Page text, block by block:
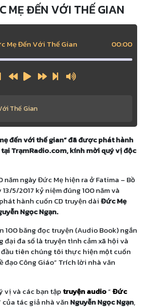
MẸ ĐẾN VỚI THẾ GIAN
Mẹ Đến Với Thế Gian 00:00
Thế Gian
đến với thế gian” đã được phát hành
TrạmRadio.com, kính mời quý vị độc
năm ngày Đức Mẹ hiện ra ở Fatima – Bồ
5/2017 kỷ niệm đúng 100 năm và
hành cuốn CD truyện dàiĐức Mẹ
Ngọc Ngạn.
100 băng đọc truyện (Audio Book) ngắn
đa số là truyện tình cảm xã hội và
đầu tiên chúng tôi thực hiện một cuốn
đạo Công Giáo” Trích lời nhà văn
và các bạn tập truyện audio”Đức
của tác giả nhà văn Nguyễn Ngọc Ngạn,